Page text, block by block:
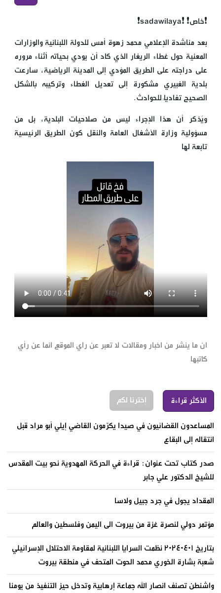
❗خاص❗ ❗️sadawilaya❗
بعد مناشدة الإعلامي محمد زهوة أمس للدولة اللبنانية والوزارات
المعنية حول غطاء الريغار الذي كاد أن يودي بحياته أثناء مروره
على دراجته على الطريق المؤدي إلى المدينة الرياضية، سارعت
بلدية الغبيري مشكورة إلى تعديل الغطاء وتركيبه بالشكل
الصحيح تفادياً للحوادث.
ويُذكر أن هذا الإجراء ليس من صلاحيات البلدية، بل من
مسؤولية وزارة الأشغال العامة والنقل كون الطريق الرئيسية
تابعة لها
ان ما ينشر من اخبار ومقالات لا تعبر عن راي الموقع انما عن رأي
كاتبها
الأكثر قراءة إخترنا لكم
المساعدون القضائيون في صيدا يكرّمون القاضي إيلي أبو مراد قبل
انتقاله إلى البقاع
صدر كتاب تحت عنوان: قراءة في الحركة المهدوية نحو بيت المقدس
للشيخ الدكتور علي جابر
المقداد يجول في جرد جبيل ولاسا
مؤتمر دولي لنصرة غزة من بيروت الى اليمن وفلسطين والعالم
بتاريخ ٢٠٢٤٠٤٠١ نظمت السرايا اللبنانية لمقاومة الاحتلال الإسرائيلي
شعبة بشارة الخوري محمد الحوت المتحف في منطقة بيروت
واشنطن تصنف انصار الله جماعة إرهابية وتدخل حيز التنفيذ من يومنا